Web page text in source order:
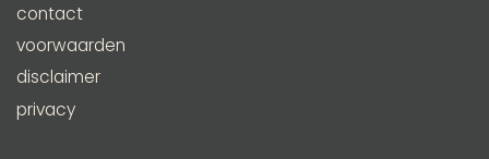
contact
voorwaarden
disclaimer
privacy